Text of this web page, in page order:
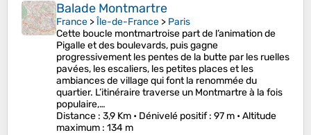
Balade Montmartre
France >Île-de-France > Paris
Cette boucle montmartroise part de l’animation de
Pigalle et des boulevards, puis gagne
progressivement les pentes de la butte par les ruelles
pavées, les escaliers, les petites places et les
ambiances de village qui font la renommée du
quartier. L’itinéraire traverse un Montmartre à la fois
populaire,…
Distance : 3,9 Km • Dénivelé positif: 97 m •Altitude
maximum : 134 m